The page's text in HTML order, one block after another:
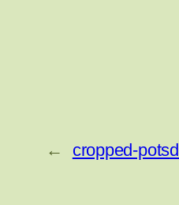
← cropped-